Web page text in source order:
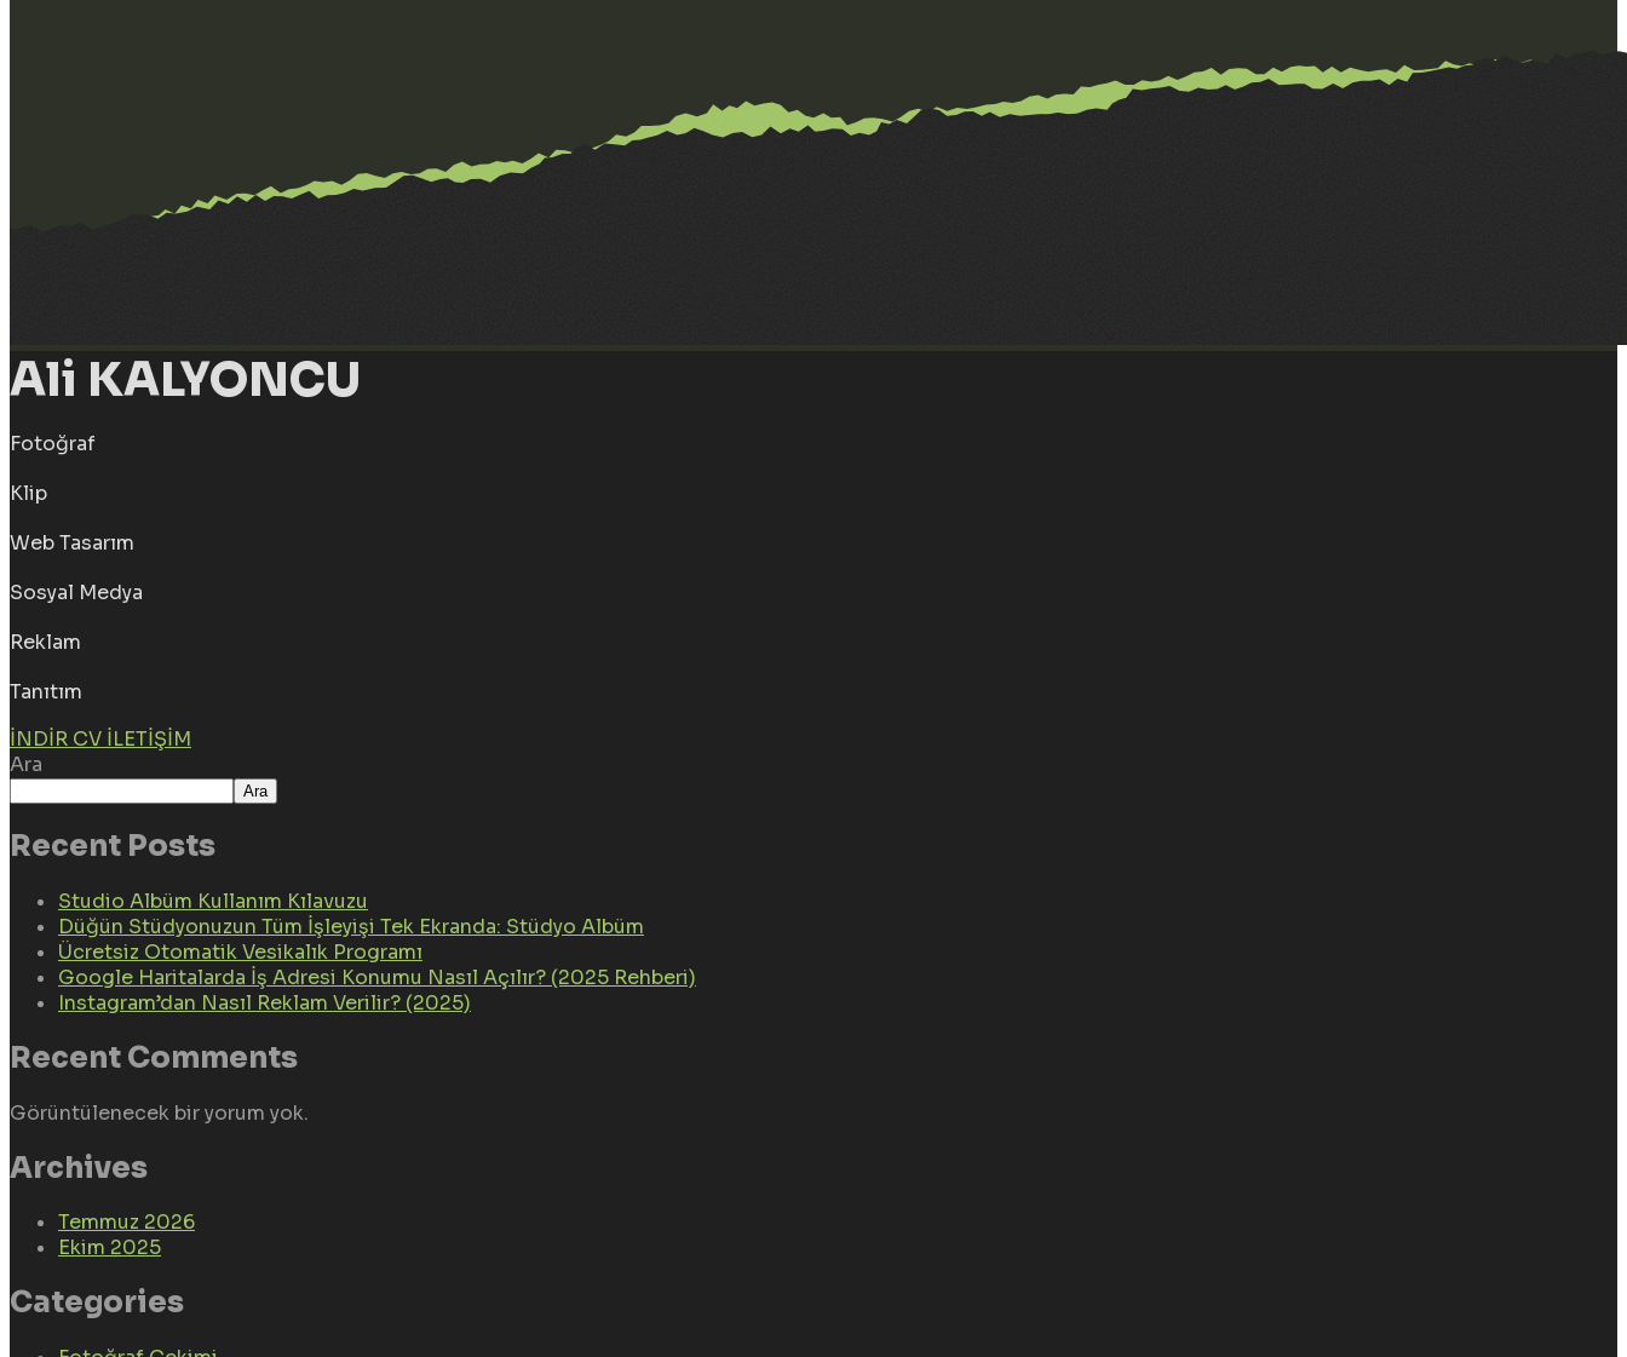
Ali KALYONCU
Fotoğraf
Klip
Web Tasarım
Sosyal Medya
Reklam
Tanıtım
İNDIR CV İLETIŞIM
Ara
Ara
Recent Posts
Studio Albüm Kullanım Kılavuzu
Düğün Stüdyonuzun Tüm İşleyişi Tek Ekranda: Stüdyo Albüm
Ücretsiz Otomatik Vesikalık Programı
Google Haritalarda İş Adresi Konumu Nasıl Açılır? (2025 Rehberi)
Instagram’dan Nasıl Reklam Verilir? (2025)
Recent Comments
Görüntülenecek bir yorum yok.
Archives
Temmuz 2026
Ekim 2025
Categories